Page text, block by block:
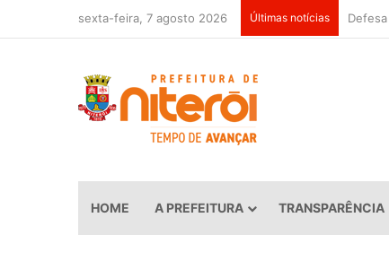
sexta-feira, 7 agosto 2026 Últimas notícias
HOME A PREFEITURA TRANSPARÊNCIA